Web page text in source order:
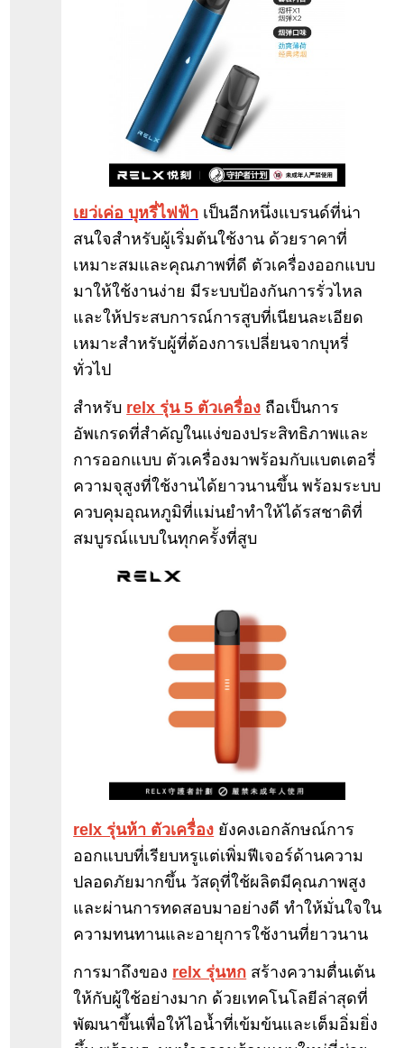
เยว่เค่อ บุหรี่ไฟฟ้า เป็นอีกหนึ่งแบรนด์ที่น่า
สนใจสำหรับผู้เริ่มต้นใช้งาน ด้วยราคาที่
เหมาะสมและคุณภาพที่ดี ตัวเครื่องออกแบบ
มาให้ใช้งานง่าย มีระบบป้องกันการรั่วไหล
และให้ประสบการณ์การสูบที่เนียนละเอียด
เหมาะสำหรับผู้ที่ต้องการเปลี่ยนจากบุหรี่
ทั่วไป
สำหรับ relx รุ่น 5 ตัวเครื่อง ถือเป็นการ
อัพเกรดที่สำคัญในแง่ของประสิทธิภาพและ
การออกแบบ ตัวเครื่องมาพร้อมกับแบตเตอรี่
ความจุสูงที่ใช้งานได้ยาวนานขึ้น พร้อมระบบ
ควบคุมอุณหภูมิที่แม่นยำทำให้ได้รสชาติที่
สมบูรณ์แบบในทุกครั้งที่สูบ
relx รุ่นห้า ตัวเครื่อง ยังคงเอกลักษณ์การ
ออกแบบที่เรียบหรูแต่เพิ่มฟีเจอร์ด้านความ
ปลอดภัยมากขึ้น วัสดุที่ใช้ผลิตมีคุณภาพสูง
และผ่านการทดสอบมาอย่างดี ทำให้มั่นใจใน
ความทนทานและอายุการใช้งานที่ยาวนาน
การมาถึงของ relx รุ่นหก สร้างความตื่นเต้น
ให้กับผู้ใช้อย่างมาก ด้วยเทคโนโลยีล่าสุดที่
พัฒนาขึ้นเพื่อให้ไอน้ำที่เข้มข้นและเต็มอิ่มยิ่ง